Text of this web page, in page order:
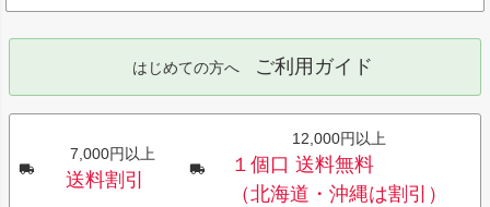
はじめての方へ ご利用ガイド
7,000円以上
送料割引
12,000円以上
１個口 送料無料
（北海道・沖縄は割引）